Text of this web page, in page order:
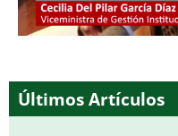
Últimos Artículos